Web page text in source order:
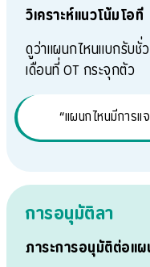
วิเคราะห์แนวโน้มโอที
ดูว่าแผนกไหนแบกรับชั่
เดือนที่ OT กระจุกตัว
“แผนกไหนมีการ
การอนุมัติลา
ภาระการอนุมัติต่อแ